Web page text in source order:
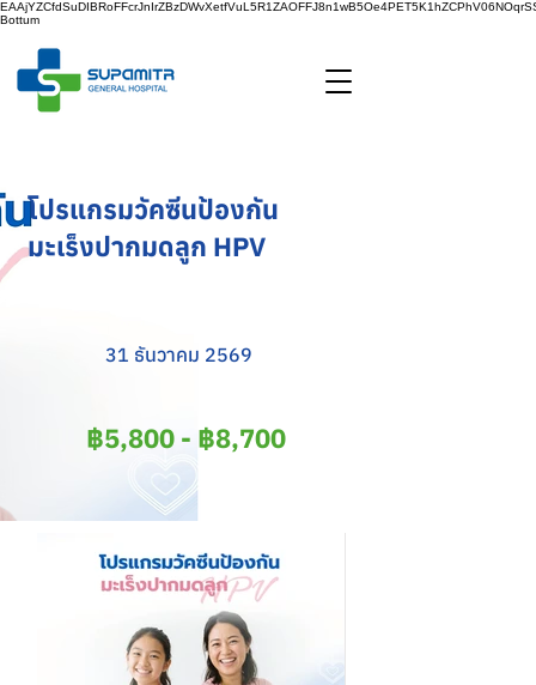
Bottum
โปรแกรมวัคซีนป้องกัน
มะเร็งปากมดลูก HPV
31 ธันวาคม 2569
฿5,800 - ฿8,700